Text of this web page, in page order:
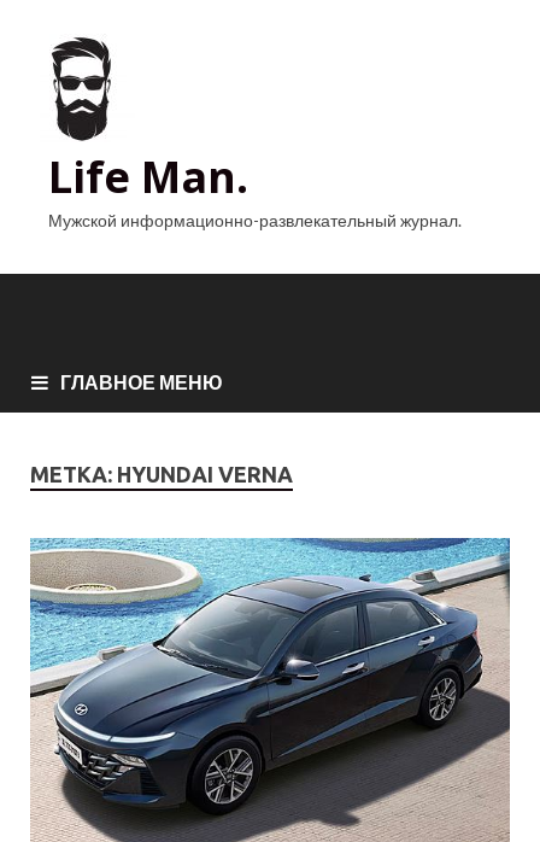
Life Man.
Мужской информационно-развлекательный журнал.
ГЛАВНОЕ МЕНЮ
МЕТКА: HYUNDAI VERNA